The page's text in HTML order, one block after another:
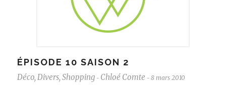
ÉPISODE 10 SAISON 2
Déco, Divers, Shopping - Chloé Comte - 8 mars 2010